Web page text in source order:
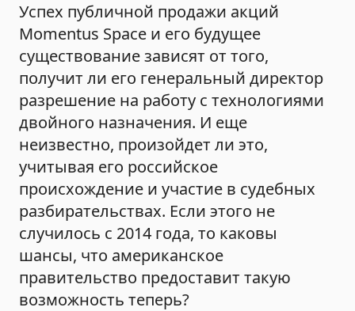
Успех публичной продажи акций
Momentus Space и его будущее
существование зависят от того,
получит ли его генеральный директор
разрешение на работу с технологиями
двойного назначения. И еще
неизвестно, произойдет ли это,
учитывая его российское
происхождение и участие в судебных
разбирательствах. Если этого не
случилось с 2014 года, то каковы
шансы, что американское
правительство предоставит такую ​​
возможность теперь?